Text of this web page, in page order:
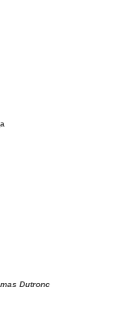
Dutronc